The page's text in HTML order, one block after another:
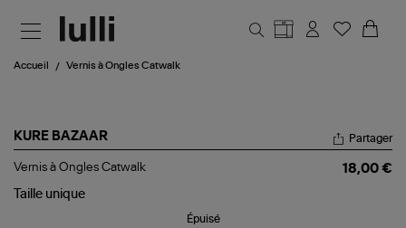
Accueil Vernis à Ongles Catwalk
KURE BAZAAR
Vernis
Ongles
Partager
Vernis à Ongles Catwalk
18,00 €
Taille unique
Épuisé